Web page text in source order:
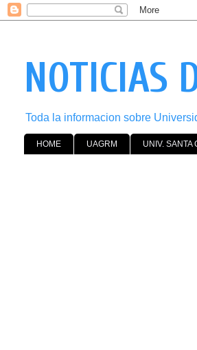
NOTICIAS
Toda la informacion sobre
HOME UAGRM UNIV. SANTA